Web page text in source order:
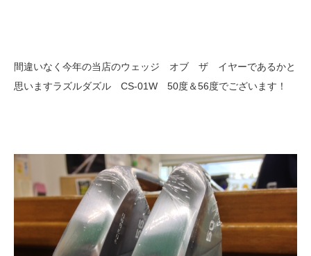
間違いなく今年の当店のウェッジ オブ ザ イヤーであるかと
思いますラズルダズル CS-01W 50度＆56度でございます！